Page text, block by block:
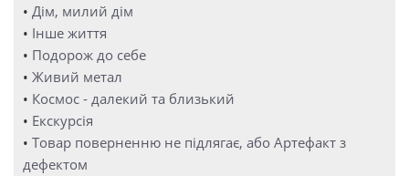
• Дім, милий дім
• Інше життя
• Подорож до себе
• Живий метал
• Космос - далекий та близький
• Екскурсія
• Товар поверненню не підлягає, або Артефакт з
дефектом